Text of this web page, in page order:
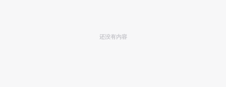
还没有内容